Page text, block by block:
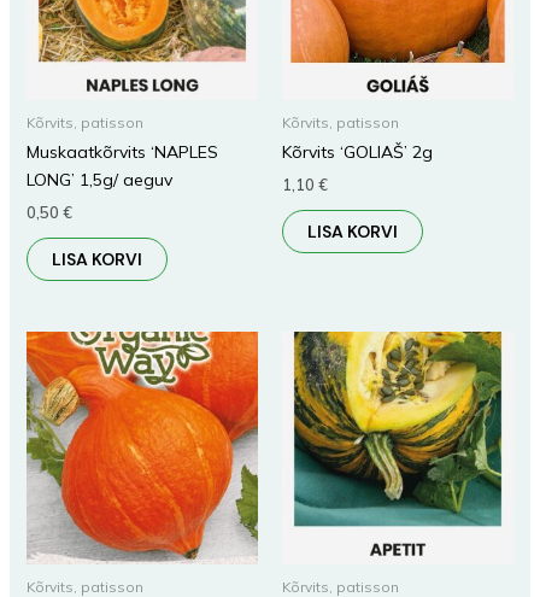
Kõrvits, patisson
Muskaatkõrvits ‘NAPLES
LONG’ 1,5g/ aeguv
0,50 €
LISA KORVI
Kõrvits, patisson
Kõrvits ‘GOLIAŠ’ 2g
1,10 €
LISA KORVI
Kõrvits, patisson Kõrvits, patisson